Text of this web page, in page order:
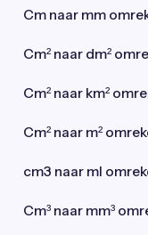
Cm naar mm
Cm² naar dm²
Cm² naar km²
Cm² naar m²
cm3 naar ml
Cm³ naar mm³